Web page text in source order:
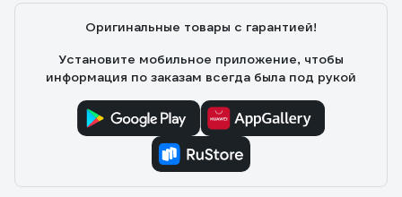
Оригинальные товары с гарантией!
Установите мобильное приложение, чтобы
информация по заказам всегда была под рукой